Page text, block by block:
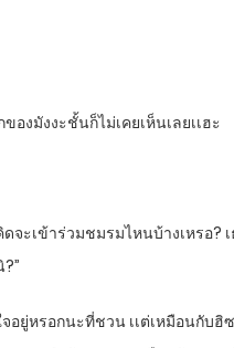
องมังงะชั้นก็ไม่เคยเห็นเลยเเฮะ
จะเข้าร่วมชมรมไหนบ้างเหรอ?​
อยู่หรอกนะที่ชวน เเต่เหมือนกับฮิ